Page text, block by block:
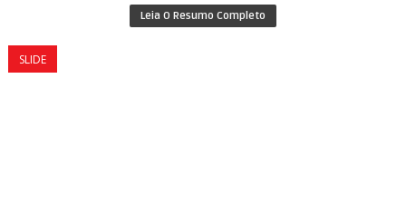
Leia O Resumo Completo
SLIDE